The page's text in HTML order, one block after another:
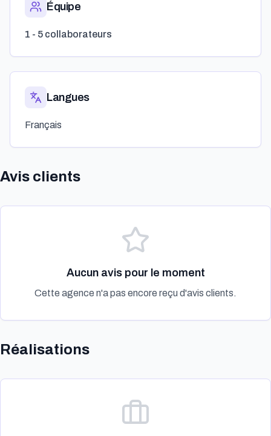
Équipe
1 - 5 collaborateurs
Langues
Français
Avis clients
Aucun avis pour le moment
Cette agence n'a pas encore reçu d'avis clients.
Réalisations